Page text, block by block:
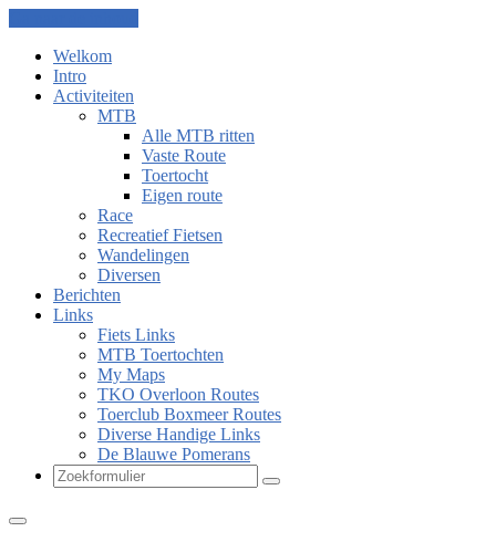
Welkom
Intro
Activiteiten
MTB
Alle MTB ritten
Vaste Route
Toertocht
Eigen route
Race
Recreatief Fietsen
Wandelingen
Diversen
Berichten
Links
Fiets Links
MTB Toertochten
My Maps
TKO Overloon Routes
Toerclub Boxmeer Routes
Diverse Handige Links
De Blauwe Pomerans
Zoeken